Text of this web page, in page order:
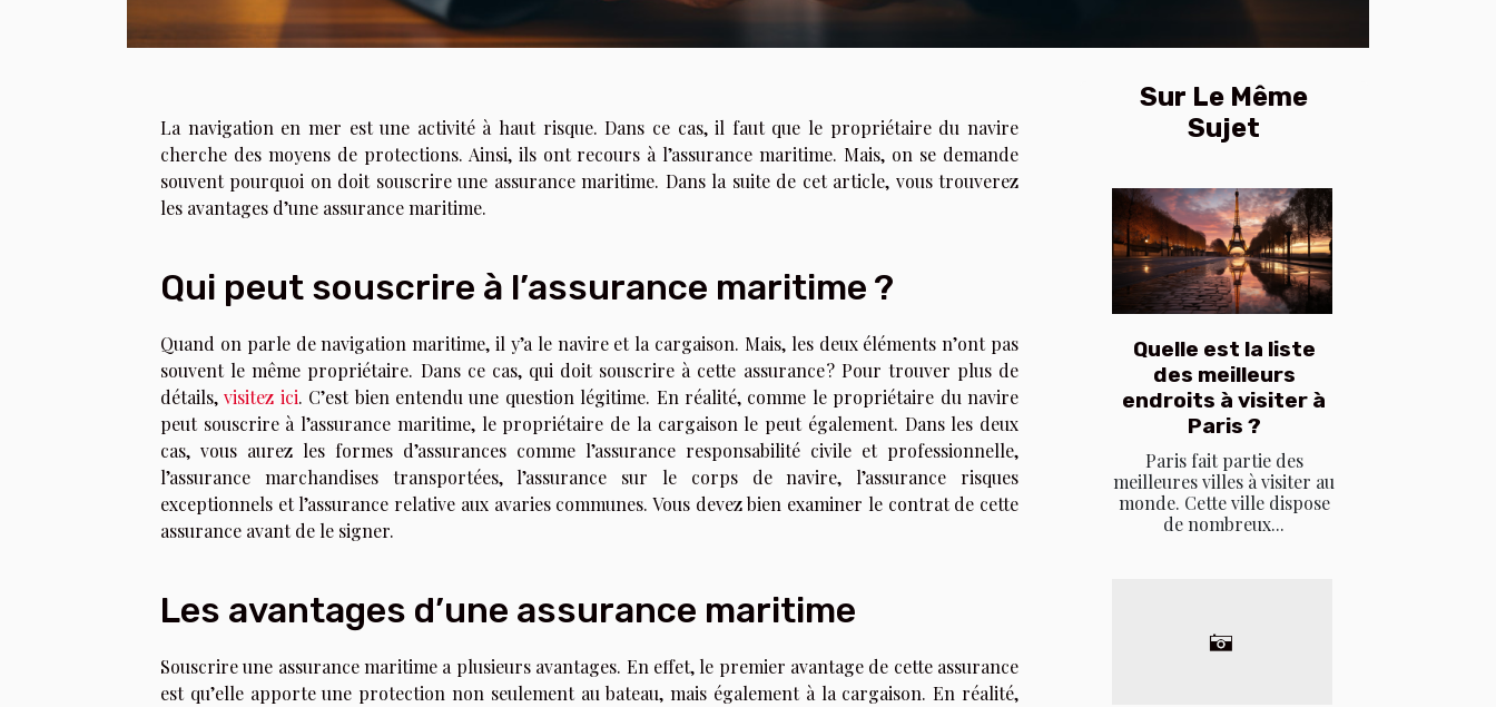
La navigation en mer est une activité à haut risque. Dans ce cas, il faut que le propriétaire du navire
cherche des moyens de protections. Ainsi, ils ont recours à l’assurance maritime. Mais, on se demande
souvent pourquoi on doit souscrire une assurance maritime. Dans la suite de cet article, vous trouverez
les avantages d’une assurance maritime.
Qui peut souscrire à l’assurance maritime ?
Quand on parle de navigation maritime, il y’a le navire et la cargaison. Mais, les deux éléments n’ont pas
souvent le même propriétaire. Dans ce cas, qui doit souscrire à cette assurance ? Pour trouver plus de
détails,visitez ici. C’est bien entendu une question légitime. En réalité, comme le propriétaire du navire
peut souscrire à l’assurance maritime, le propriétaire de la cargaison le peut également. Dans les deux
cas, vous aurez les formes d’assurances comme l’assurance responsabilité civile et professionnelle,
l’assurance marchandises transportées, l’assurance sur le corps de navire, l’assurance risques
exceptionnels et l’assurance relative aux avaries communes. Vous devez bien examiner le contrat de cette
assurance avant de le signer.
Les avantages d’une assurance maritime
Souscrire une assurance maritime a plusieurs avantages. En effet, le premier avantage de cette assurance
est qu’elle apporte une protection non seulement au bateau, mais également à la cargaison. En réalité,
Sur Le Même
Sujet
Quelle est la liste
des meilleurs
endroits à visiter à
Paris ?
Paris fait partie des
meilleures villes à visiter au
monde. Cette ville dispose
de nombreux...